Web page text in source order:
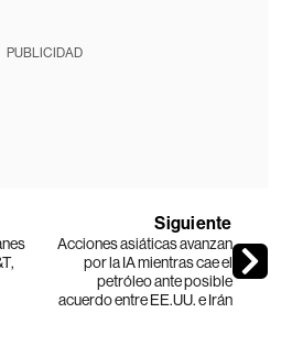
PUBLICIDAD
Siguiente
Acciones asiáticas avanzan
por la IA mientras cae el
petróleo ante posible
acuerdo entre EE.UU. e Irán